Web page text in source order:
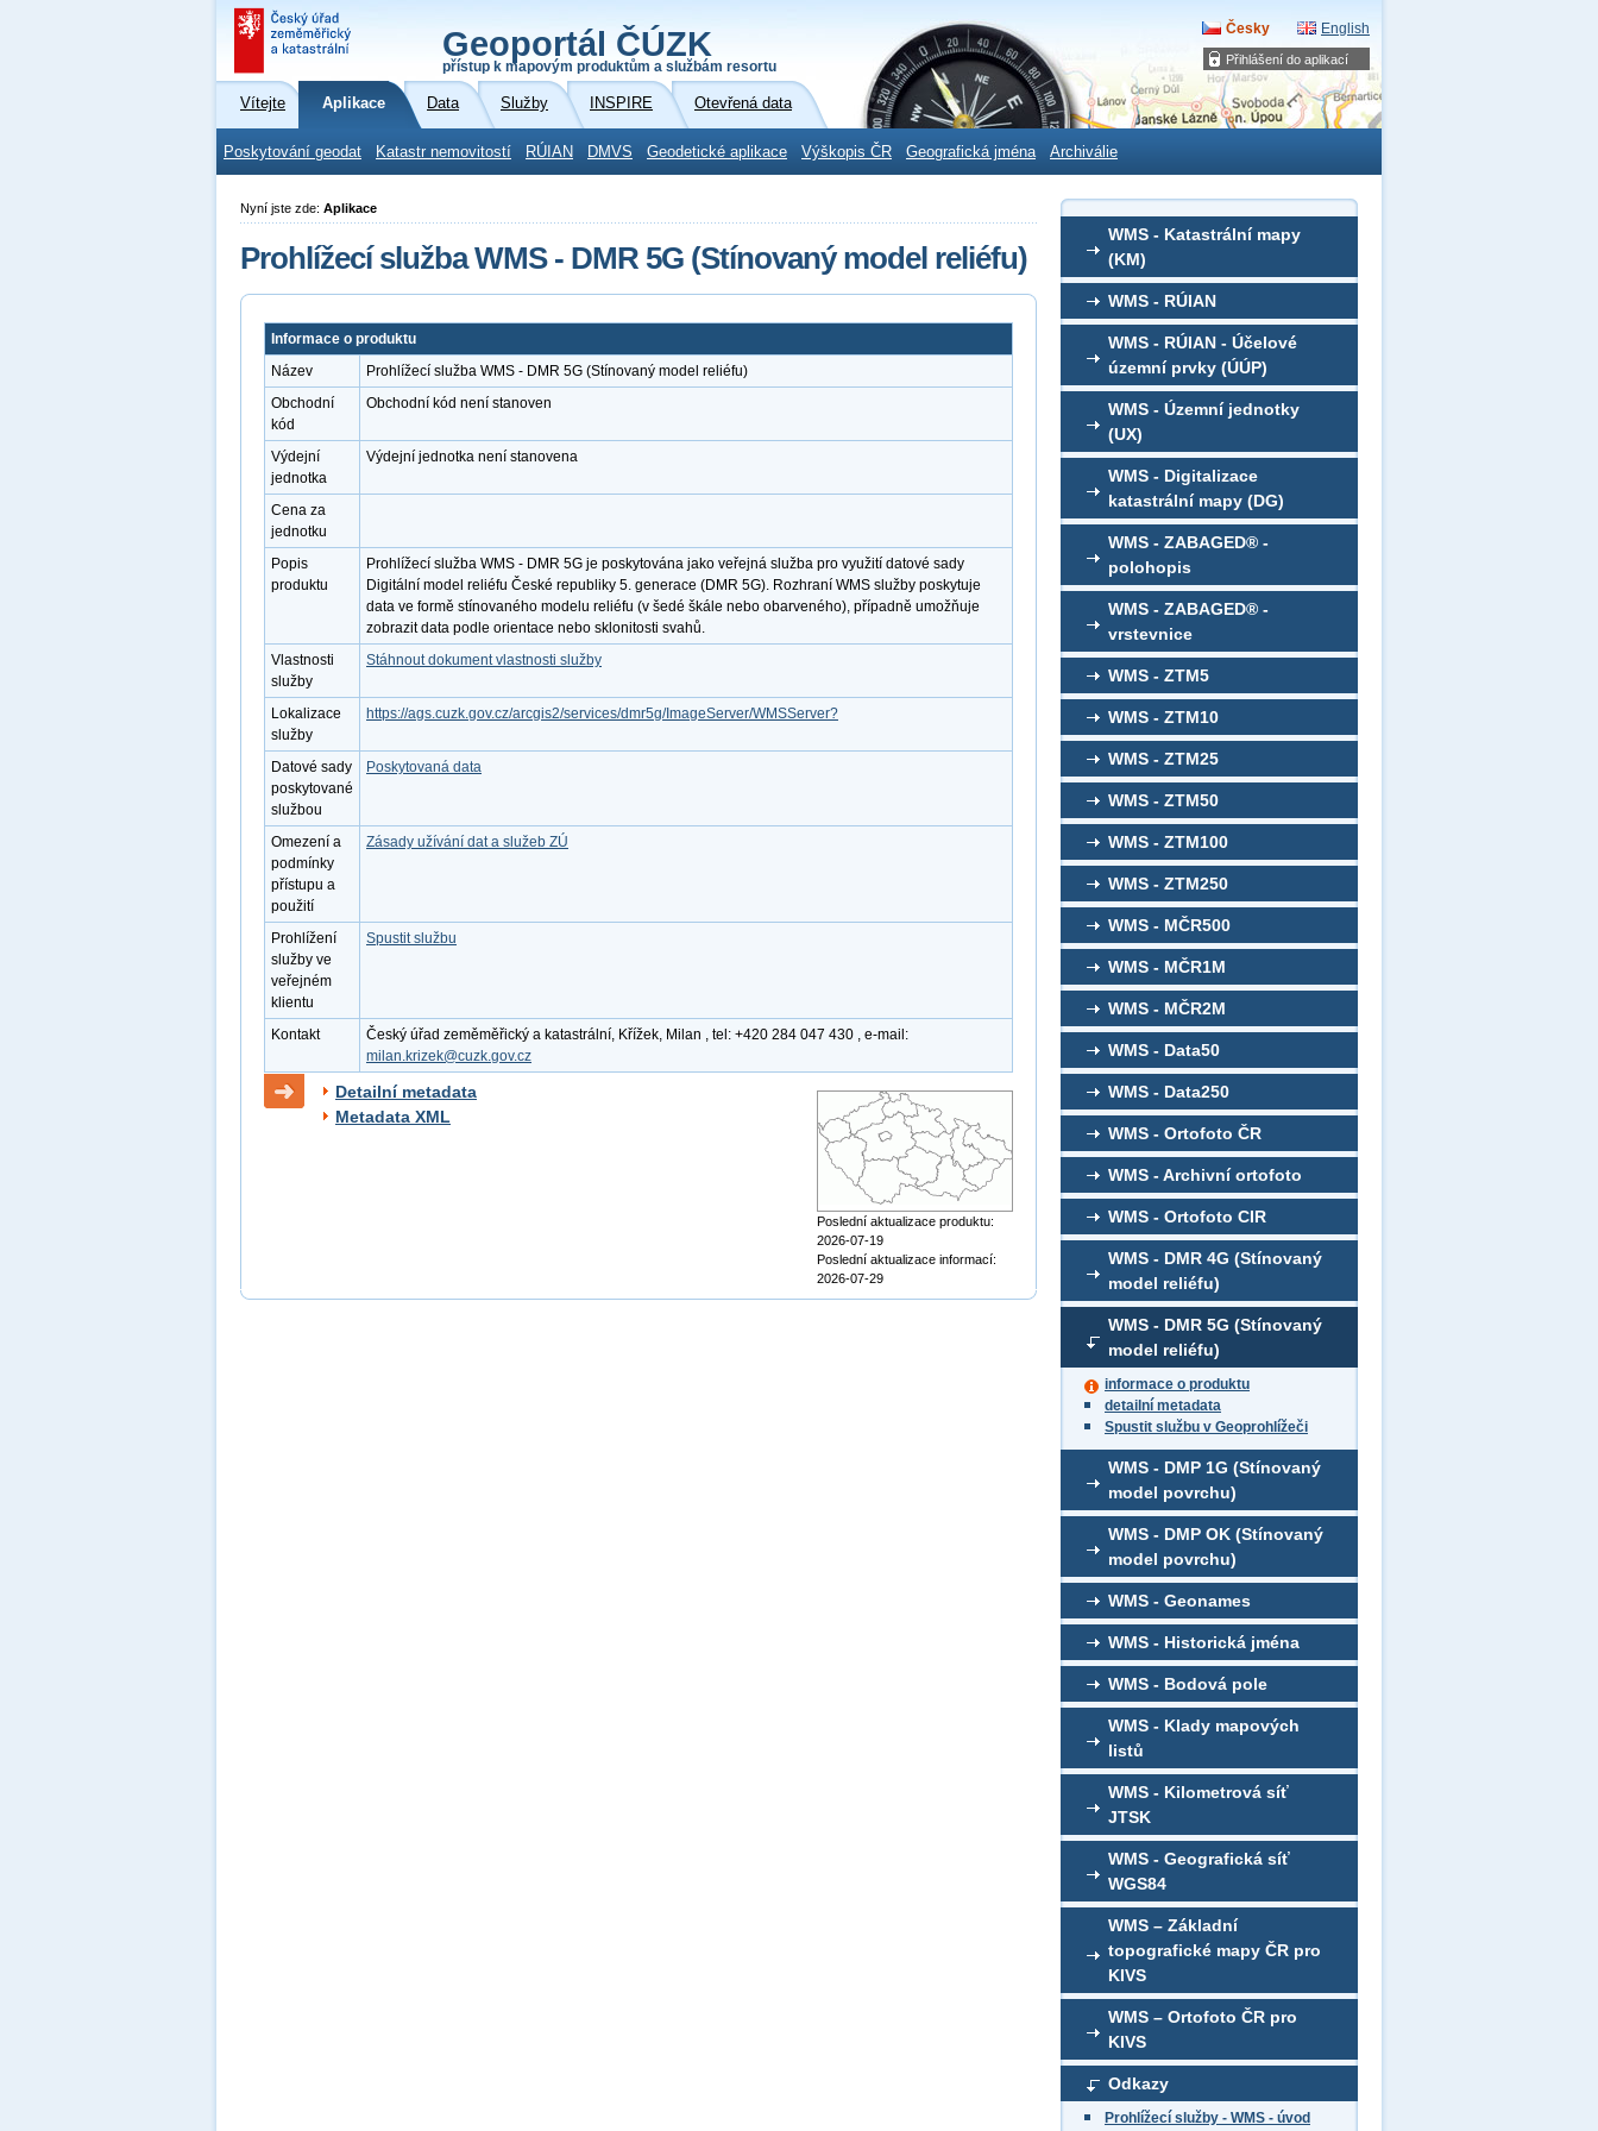
Přihlášení do aplikací
Geoportál ČÚZK
přístup k mapovým produktům a službám resortu
Česky English
Vítejte Aplikace Data Služby INSPIRE Otevřená data
Poskytování geodat Katastr nemovitostí RÚIAN DMVS Geodetické aplikace Výškopis ČR Geografická jména Archiválie
WMS - Katastrální mapy
(KM)
WMS - RÚIAN
WMS - RÚIAN - Účelové
územní prvky (ÚÚP)
WMS - Územní jednotky
(UX)
WMS - Digitalizace
katastrální mapy (DG)
WMS - ZABAGED® -
polohopis
WMS - ZABAGED® -
vrstevnice
WMS - ZTM5
WMS - ZTM10
WMS - ZTM25
WMS - ZTM50
WMS - ZTM100
WMS - ZTM250
WMS - MČR500
WMS - MČR1M
WMS - MČR2M
WMS - Data50
WMS - Data250
WMS - Ortofoto ČR
WMS - Archivní ortofoto
WMS - Ortofoto CIR
WMS - DMR 4G (Stínovaný
model reliéfu)
WMS - DMR 5G (Stínovaný
model reliéfu)
informace o produktu
detailní metadata
Spustit službu v Geoprohlížeči
WMS - DMP 1G (Stínovaný
model povrchu)
WMS - DMP OK (Stínovaný
model povrchu)
WMS - Geonames
WMS - Historická jména
WMS - Bodová pole
WMS - Klady mapových
listů
WMS - Kilometrová síť
JTSK
WMS - Geografická síť
WGS84
WMS – Základní
topografické mapy ČR pro
KIVS
WMS – Ortofoto ČR pro
KIVS
Odkazy
Prohlížecí služby - WMS - úvod
Nyní jste zde: Aplikace
Prohlížecí služba WMS - DMR 5G (Stínovaný model reliéfu)
Informace o produktu
Název
Prohlížecí služba WMS - DMR 5G (Stínovaný model reliéfu)
Obchodní
kód
Obchodní kód není stanoven
Výdejní
jednotka
Výdejní jednotka není stanovena
Cena za
jednotku
Popis
produktu
Prohlížecí služba WMS - DMR 5G je poskytována jako veřejná služba pro využití datové sady
Digitální model reliéfu České republiky 5. generace (DMR 5G). Rozhraní WMS služby poskytuje
data ve formě stínovaného modelu reliéfu (v šedé škále nebo obarveného), případně umožňuje
zobrazit data podle orientace nebo sklonitosti svahů.
Vlastnosti
služby
Stáhnout dokument vlastnosti služby
Lokalizace
služby
https://ags.cuzk.gov.cz/arcgis2/services/dmr5g/ImageServer/WMSServer?
Datové sady
poskytované
službou
Poskytovaná data
Omezení a
podmínky
přístupu a
použití
Zásady užívání dat a služeb ZÚ
Prohlížení
služby ve
veřejném
klientu
Spustit službu
Kontakt
Český úřad zeměměřický a katastrální, Křížek, Milan , tel: +420 284 047 430 , e-mail:
milan.krizek@cuzk.gov.cz
Detailní metadata
Metadata XML
Poslední aktualizace produktu:
2026-07-19
Poslední aktualizace informací:
2026-07-29